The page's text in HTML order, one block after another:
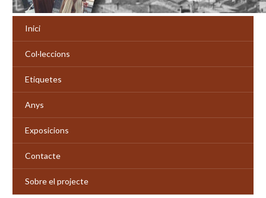
Inici
Col·leccions
Etiquetes
Anys
Exposicions
Contacte
Sobre el projecte